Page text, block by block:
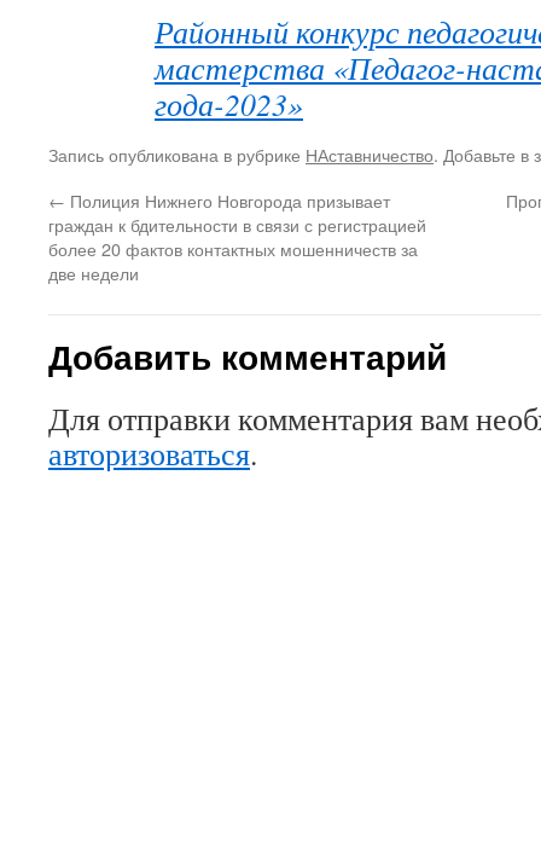
Районный конкурс
мастерства «Педагог-
года-2023»
Запись опубликована в рубрике НАставничество. Добавьте в
← Полиция Нижнего Новгорода призывает
граждан к бдительности в связи с регистрацией
более 20 фактов контактных мошенничеств за
две недели
Добавить комментарий
Для отправки комментария вам
авторизоваться.